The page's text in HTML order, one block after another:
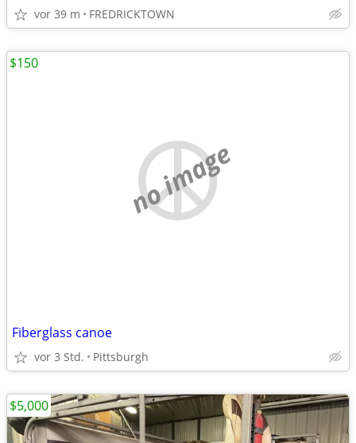
vor 39 m FREDRICKTOWN
no image
Fiberglass canoe
vor 3 Std. Pittsburgh
$150
$5,000